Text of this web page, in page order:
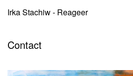
Irka Stachiw - Reageer
Contact